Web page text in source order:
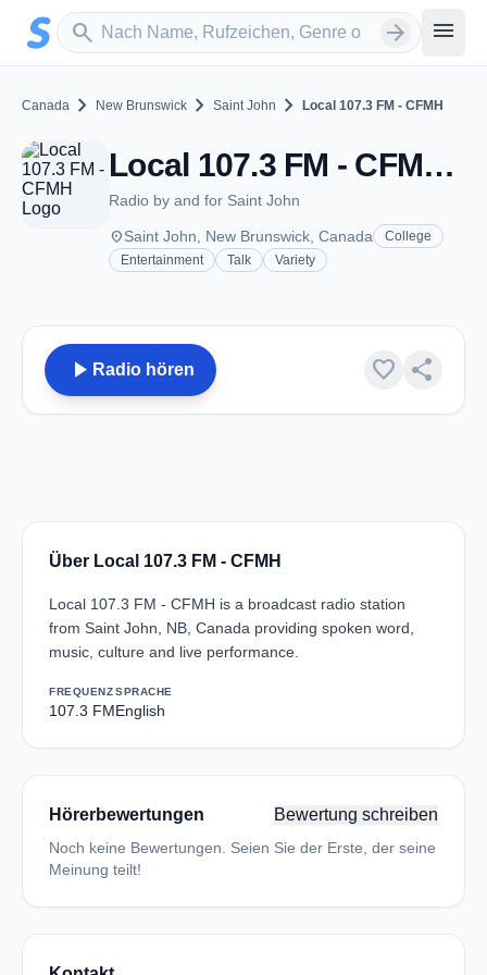
Zum Hauptinhalt springen
search
Sender suchen arrow_forward menu
Canada chevron_right New Brunswick chevron_right Saint John chevron_right Local 107.3 FM - CFMH
Local 107.3 FM - CFMH - FM 107.3 - Saint John, NB
Radio by and for Saint John
placeSaint John, New Brunswick, Canada
College
Entertainment
Talk Variety
play_arrow Radio hören favorite share
Über Local 107.3 FM - CFMH
Local 107.3 FM - CFMH is a broadcast radio station
from Saint John, NB, Canada providing spoken word,
music, culture and live performance.
FREQUENZ
107.3 FM
SPRACHE
English
Hörerbewertungen Bewertung schreiben
Noch keine Bewertungen. Seien Sie der Erste, der seine
Meinung teilt!